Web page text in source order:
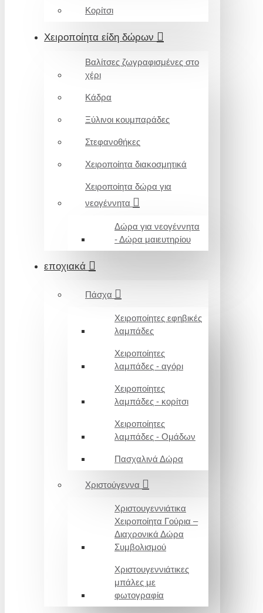
Κορίτσι
Χειροποίητα είδη δώρων
Βαλίτσες ζωγραφισμένες στο
χέρι
Κάδρα
Ξύλινοι κουμπαράδες
Στεφανοθήκες
Χειροποίητα διακοσμητικά
Χειροποίητα δώρα για
νεογέννητα
Δώρα για νεογέννητα
- Δώρα μαιευτηρίου
εποχιακά
Πάσχα
Χειροποίητες εφηβικές
λαμπάδες
Χειροποίητες
λαμπάδες - αγόρι
Χειροποίητες
λαμπάδες - κορίτσι
Χειροποίητες
λαμπάδες - Ομάδων
Πασχαλινά Δώρα
Χριστούγεννα
Χριστουγεννιάτικα
Χειροποίητα Γούρια –
Διαχρονικά Δώρα
Συμβολισμού
Χριστουγεννιάτικες
μπάλες με
φωτογραφία